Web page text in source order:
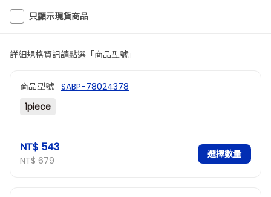
只顯示現貨商品
詳細規格資訊請點選「商品型號」
商品型號 SABP-78024378
1piece
NT$ 543
NT$ 679
選擇數量